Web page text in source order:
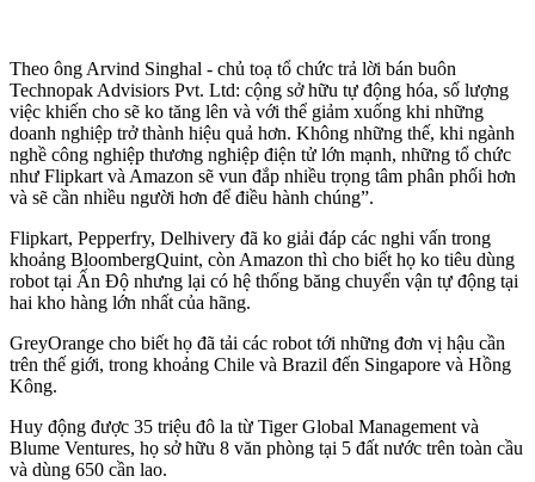
Theo ông Arvind Singhal - chủ toạ tổ chức trả lời bán buôn
Technopak Advisiors Pvt. Ltd: cộng sở hữu tự động hóa, số lượng
việc khiến cho sẽ ko tăng lên và với thể giảm xuống khi những
doanh nghiệp trở thành hiệu quả hơn. Không những thế, khi ngành
nghề công nghiệp thương nghiệp điện tử lớn mạnh, những tổ chức
như Flipkart và Amazon sẽ vun đắp nhiều trọng tâm phân phối hơn
và sẽ cần nhiều người hơn để điều hành chúng”.
Flipkart, Pepperfry, Delhivery đã ko giải đáp các nghi vấn trong
khoảng BloombergQuint, còn Amazon thì cho biết họ ko tiêu dùng
robot tại Ấn Độ nhưng lại có hệ thống băng chuyển vận tự động tại
hai kho hàng lớn nhất của hãng.
GreyOrange cho biết họ đã tải các robot tới những đơn vị hậu cần
trên thế giới, trong khoảng Chile và Brazil đến Singapore và Hồng
Kông.
Huy động được 35 triệu đô la từ Tiger Global Management và
Blume Ventures, họ sở hữu 8 văn phòng tại 5 đất nước trên toàn cầu
và dùng 650 cần lao.